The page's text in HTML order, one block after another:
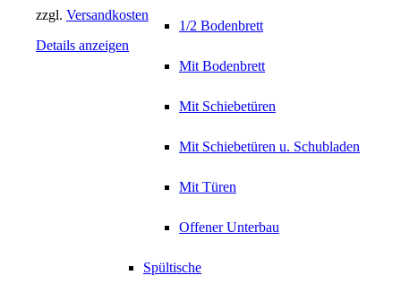
1/2 Bodenbrett
Mit Bodenbrett
Mit Schiebetüren
Mit Schiebetüren u. Schubladen
Mit Türen
Offener Unterbau
Spültische
zzgl. Versandkosten
Details anzeigen